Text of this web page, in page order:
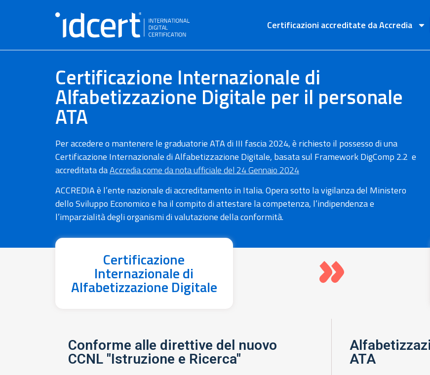
Certificazioni accreditate da Accredia
Certificazione Internazionale di
Alfabetizzazione Digitale per il personale
ATA
Per accedere o mantenere le graduatorie ATA di III fascia 2024, è richiesto il possesso di una
Certificazione Internazionale di Alfabetizzazione Digitale, basata sul Framework DigComp 2.2 e
accreditata daAccredia come da nota ufficiale del 24 Gennaio 2024
ACCREDIA è l’ente nazionale di accreditamento in Italia. Opera sotto la vigilanza del Ministero
dello Sviluppo Economico e ha il compito di attestare la competenza, l’indipendenza e
l’imparzialità degli organismi di valutazione della conformità.
Certificazione
Internazionale di
Alfabetizzazione Digitale
Conforme alle direttive del nuovo
CCNL "Istruzione e Ricerca"
ATA